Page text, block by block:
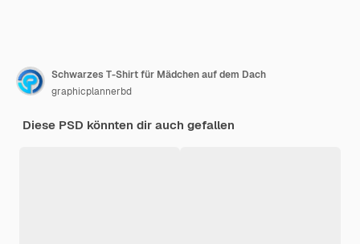
Schwarzes T-Shirt für Mädchen auf dem Dach
graphicplannerbd
Diese PSD könnten dir auch gefallen